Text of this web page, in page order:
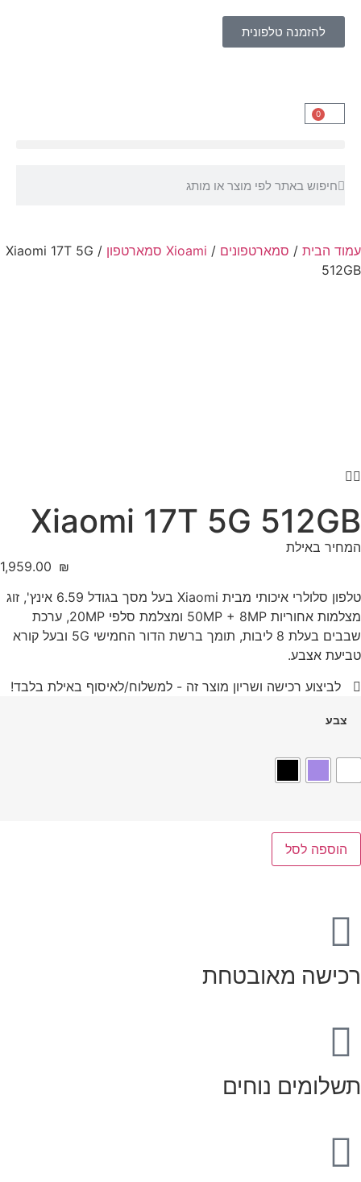
0
להזמנה טלפונית
עמוד הבית / סמארטפונים / Xioami סמארטפון
/ Xiaomi 17T 5G
512GB
Xiaomi 17T 5G 512GB
המחיר באילת
‎1,959.00 ₪
טלפון סלולרי איכותי מבית Xiaomi בעל מסך בגודל 6.59 אינץ', זוג
מצלמות אחוריות 50MP + 8MP ומצלמת סלפי 20MP, ערכת
שבבים בעלת 8 ליבות, תומך ברשת הדור החמישי 5G ובעל קורא
טביעת אצבע.
לביצוע רכישה ושריון מוצר זה - למשלוח/לאיסוף באילת בלבד!
צבע
הוספה לסל
רכישה מאובטחת
תשלומים נוחים